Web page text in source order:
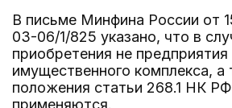
В письме Минфина России от
03-06/1/825 указано, что в
приобретения не
имущественного комплекса, а
положения статьи 268.1 НК
применяются.